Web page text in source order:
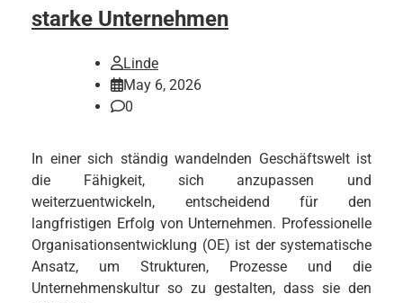
starke Unternehmen
Linde
May 6, 2026
0
In einer sich ständig wandelnden Geschäftswelt ist
die Fähigkeit, sich anzupassen und
weiterzuentwickeln, entscheidend für den
langfristigen Erfolg von Unternehmen. Professionelle
Organisationsentwicklung (OE) ist der systematische
Ansatz, um Strukturen, Prozesse und die
Unternehmenskultur so zu gestalten, dass sie den